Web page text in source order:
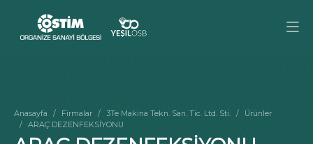
Anasayfa Firmalar 3Te Makina Tekn. San. Tic. Ltd. Sti.
Ürünler
ARAÇ DEZENFEKSİYONU